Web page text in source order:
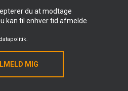
du at modtage
kan til enhver tid afmelde
MIG